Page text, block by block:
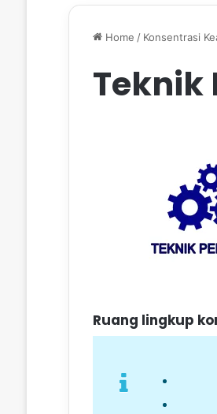
Home / Konsentrasi
Teknik
Ruang lingkup